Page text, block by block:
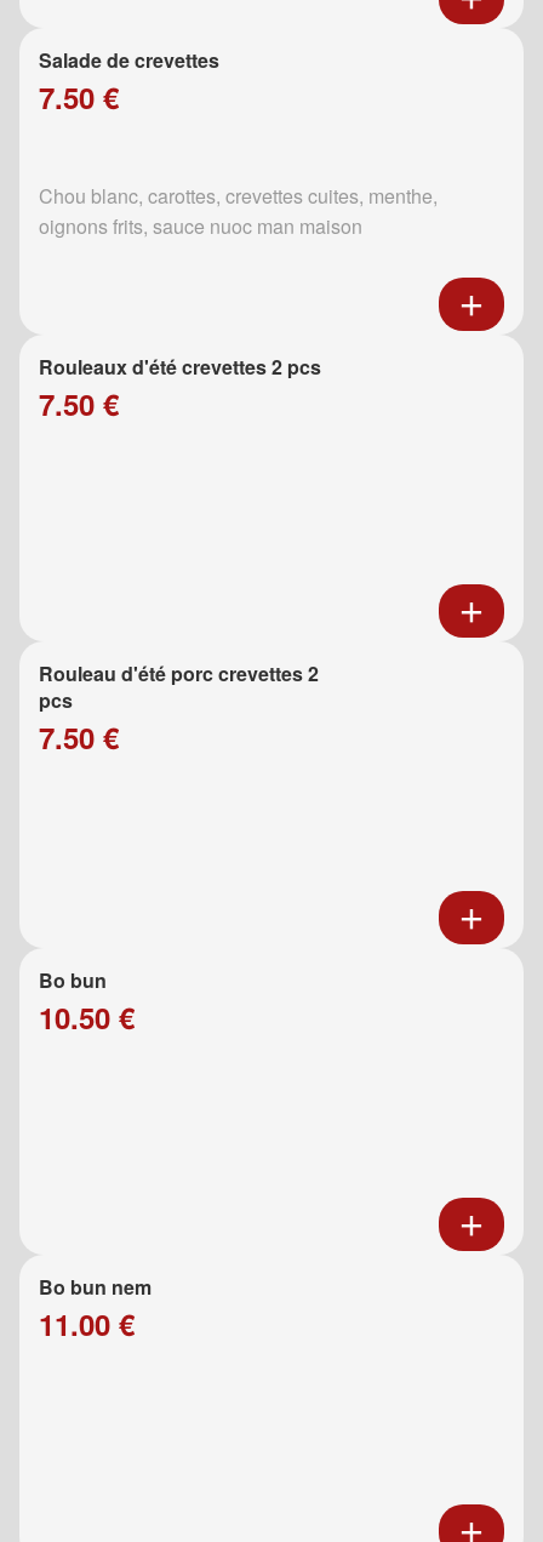
Salade de crevettes
7.50 €
Chou blanc, carottes, crevettes cuites, menthe,
oignons frits, sauce nuoc man maison
Rouleaux d'été crevettes 2 pcs
7.50 €
Rouleau d'été porc crevettes 2
pcs
7.50 €
Bo bun
10.50 €
Bo bun nem
11.00 €